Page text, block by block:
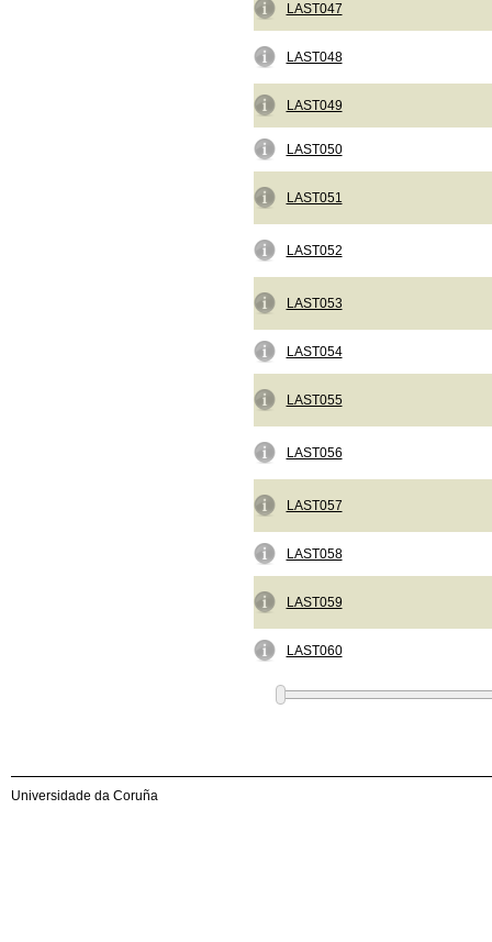
LAST047
LAST048
LAST049
LAST050
LAST051
LAST052
LAST053
LAST054
LAST055
LAST056
LAST057
LAST058
LAST059
LAST060
Universidade da Coruña